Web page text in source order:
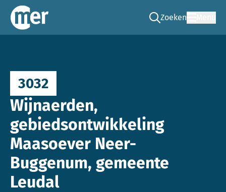
Commissie mer
Zoeken
Ga naar de zoek
3032
Wijnaerden,
gebiedsontwikkeling
Maasoever Neer-
Buggenum, gemeente
Leudal